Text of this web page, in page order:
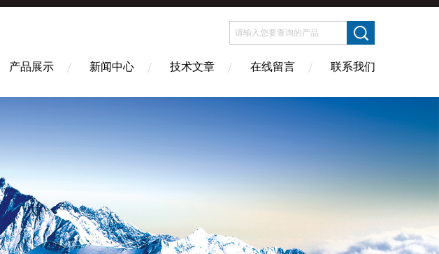
产品展示 新闻中心 技术文章 在线留言 联系我们